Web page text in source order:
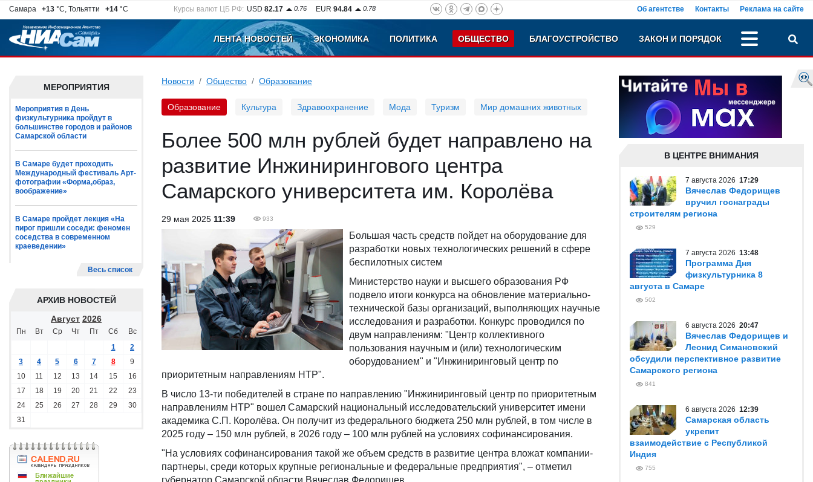
Самара +13 °C, Тольятти +14 °C Курсы валют ЦБ РФ: USD 82.17 0.76 EUR 94.84 0.78 Об агентстве Контакты Реклама на сайте
ЛЕНТА НОВОСТЕЙ ЭКОНОМИКА ПОЛИТИКА ОБЩЕСТВО БЛАГОУСТРОЙСТВО ЗАКОН И ПОРЯДОК
МЕРОПРИЯТИЯ
Мероприятия в День
физкультурника пройдут в
большинстве городов и районов
Самарской области
В Самаре будет проходить
Международный фестиваль Арт-
фотографии «Форма,образ,
воображение»
В Самаре пройдет лекция «На
пирог пришли соседи: феномен
соседства в современном
краеведении»
Весь список
АРХИВ НОВОСТЕЙ
Август 2026
Пн Вт Ср Чт Пт Сб
Вс
1
2
3
4 5 6 7 8
9
10
11 12 13 14 15
16
17
18 19 20 21 22
23
24
25 26 27 28 29
30
31
Новости Общество Образование
Образование Культура Здравоохранение Мода Туризм Мир домашних животных
Более 500 млн рублей будет направлено на
развитие Инжинирингового центра
Самарского университета им. Королёва
29 мая 2025 11:39 933
Большая часть средств пойдет на оборудование для
разработки новых технологических решений в сфере
беспилотных систем
Министерство науки и высшего образования РФ
подвело итоги конкурса на обновление материально-
технической базы организаций, выполняющих научные
исследования и разработки. Конкурс проводился по
двум направлениям: "Центр коллективного
пользования научным и (или) технологическим
оборудованием" и "Инжиниринговый центр по
приоритетным направлениям НТР".
В число 13-ти победителей в стране по направлению "Инжиниринговый центр по приоритетным
направлениям НТР" вошел Самарский национальный исследовательский университет имени
академика С.П. Королёва. Он получит из федерального бюджета 250 млн рублей, в том числе в
2025 году – 150 млн рублей, в 2026 году – 100 млн рублей на условиях софинансирования.
"На условиях софинансирования такой же объем средств в развитие центра вложат компании-
партнеры, среди которых крупные региональные и федеральные предприятия", – отметил
губернатор Самарской области Вячеслав Федорищев.
В ЦЕНТРЕ ВНИМАНИЯ
7 августа 2026 17:29
Вячеслав Федорищев
вручил госнаграды
строителям региона
529
7 августа 2026 13:48
Программа Дня
физкультурника 8
августа в Самаре
502
6 августа 2026 20:47
Вячеслав Федорищев и
Леонид Симановский
обсудили перспективное развитие
Самарского региона
841
6 августа 2026 12:39
Самарская область
укрепит
взаимодействие с Республикой
Индия
755